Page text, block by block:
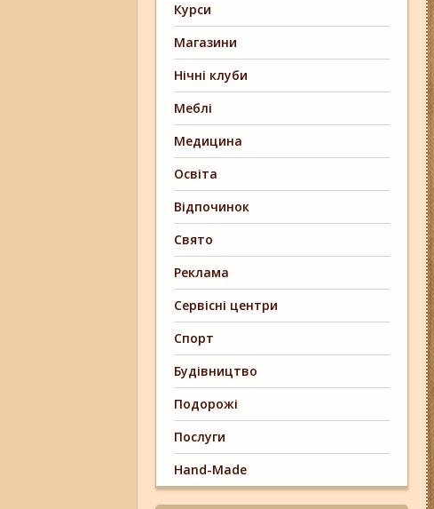
Курси
Магазини
Нічні клуби
Меблі
Медицина
Освіта
Відпочинок
Свято
Реклама
Сервісні центри
Спорт
Будівництво
Подорожі
Послуги
Hand-Made